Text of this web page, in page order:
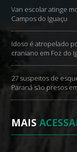
Van escolar atinge
Campos do Iguaçu
Idoso é atropelado
craniano em Foz do
27 suspeitos de
Paraná são presos
MAIS